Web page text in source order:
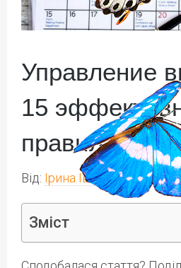
Управление
15
правил для
Від: Ірина Іваськів
Зміст